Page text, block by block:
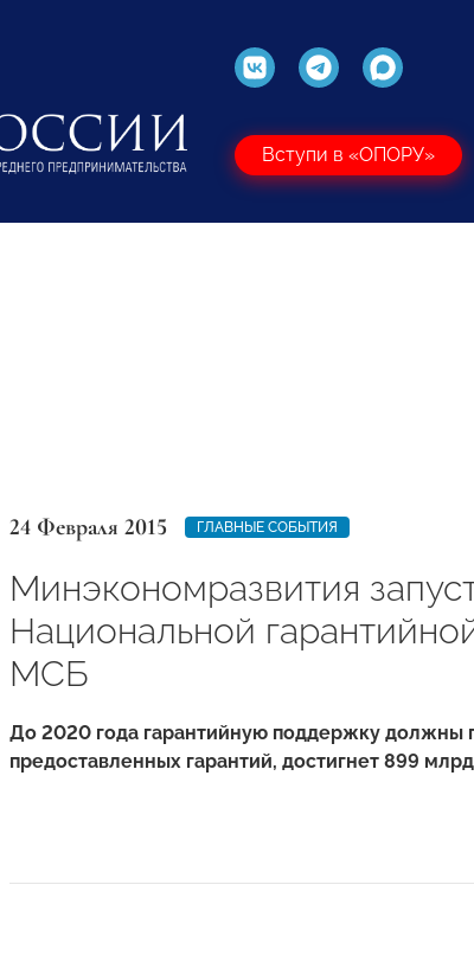
Вступи в «ОПОРУ»
24 Февраля 2015 ГЛАВНЫЕ СОБЫТИЯ
Минэкономразвития
Национальной
МСБ
До 2020 года гарантийную поддержку должны
предоставленных гарантий, достигнет 899